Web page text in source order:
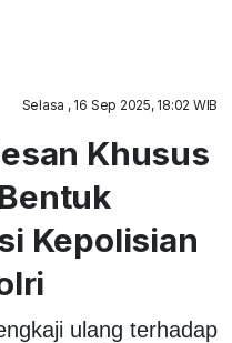
Selasa , 16 Sep 2025, 18:02 WIB
Khusus
Kepolisian
ulang terhadap